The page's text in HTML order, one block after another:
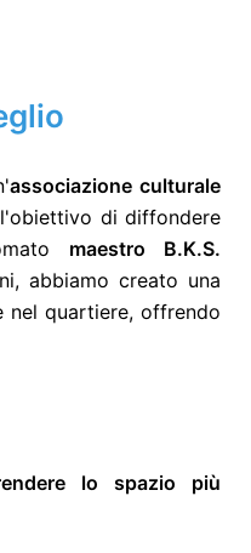
associazione culturale
di diffondere
maestro B.K.S.
abbiamo creato una
nel quartiere, offrendo
lo spazio più